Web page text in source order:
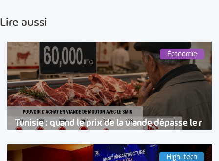
Lire aussi
Économie
Tunisie : quand le prix de la viande dépasse le r
High-tech